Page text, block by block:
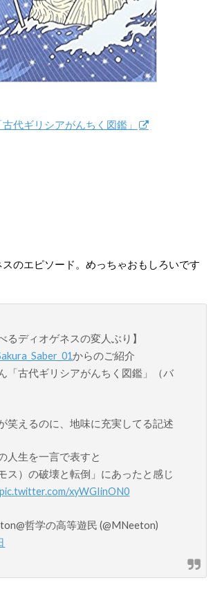
代ギリシアがんちく図鑑」
のエピソード。めっちゃおもしろいです
るディオゲネスの変人ぶり】
からのご紹介
「古代ギリシアがんちく図鑑」（バ
笑えるのに、地味に充実してる記述
人生を一言で表すと
ス）の破壊と転倒」にあったと感じ
pic.twitter.com/xyWGIinON0
哲学の高等遊民 (@MNeeton)